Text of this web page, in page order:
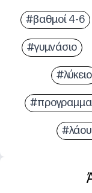
#βαθμοί 4-6
#γυμνάσιο
#λύκειο